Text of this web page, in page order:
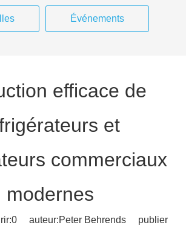
Événements
efficace de
et
commerciaux
modernes
0 auteur:Peter Behrends publier